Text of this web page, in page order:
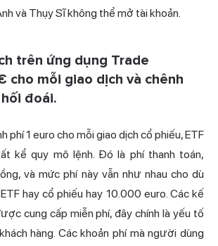
và Thụy Sĩ không thể mở tài khoản.
trên ứng dụng Trade
cho mỗi giao dịch và chênh
đoái.
phí 1 euro cho mỗi giao dịch cổ phiếu, ETF
kể quy mô lệnh. Đó là phí thanh toán,
và mức phí này vẫn như nhau cho dù
hay cổ phiếu hay 10.000 euro. Các kế
cung cấp miễn phí, đây chính là yếu tố
hàng. Các khoản phí mà người dùng